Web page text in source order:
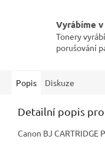
Vyrábíme v
Tonery
porušování
Popis Diskuze
Detailní popis
Canon BJ CARTRIDGE